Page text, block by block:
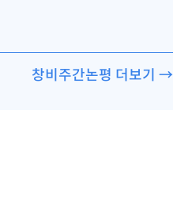
창비주간논평 더보기 →